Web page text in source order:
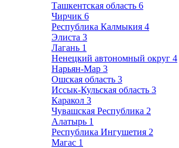
Ташкентская область 6
Чирчик 6
Республика Калмыкия 4
Элиста 3
Лагань 1
Ненецкий автономный округ 4
Нарьян-Мар 3
Ошская область 3
Иссык-Кульская область 3
Каракол 3
Чувашская Республика 2
Алатырь 1
Республика Ингушетия 2
Магас 1